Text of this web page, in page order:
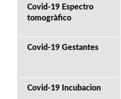
Covid-19 Espectro
tomogràfico
Covid-19 Gestantes
Covid-19 Incubacion